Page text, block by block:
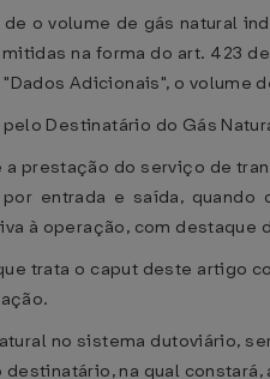
o volume de gás natural
na forma do art. 423
Adicionais", o volume
Destinatário do Gás
prestação do serviço de
entrada e saída,
à operação, com destaque
trata o caput deste
no sistema dutoviário,
destinatário, na qual